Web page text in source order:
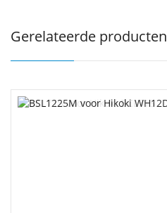
Gerelateerde producten